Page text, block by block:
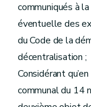
communiqués à
éventuelle des
du Code de la
décentralisation ;
Considérant
communal du 14